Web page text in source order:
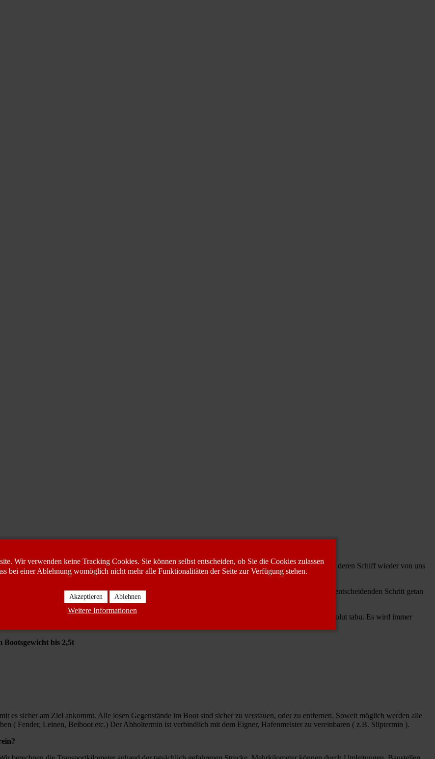
nur Kunden angeboten wurden, die von uns eine Dienstleistung wollten, ins Winterlager kamen oder deren Schiff wieder von uns
und auch Nachfrage von außerhalb nach Bootstransporten entstand, haben wir in diesem Jahr den entscheidenden Schritt getan
und selbstfahrender Unternehmer ihr Boot transportiert. Streß und Hektik bei Bootstransporten sind absolut tabu. Es wird immer
eingehalten werden können.
Bootsgewicht bis 2,5t
es sicher am Ziel ankommt. Alle losen Gegenstände im Boot sind sicher zu verstauen, oder zu entfernen. Soweit möglich werden alle
( Fender, Leinen, Beiboot etc.) Der Abholtermin ist verbindlich mit dem Eigner, Hafenmeister zu vereinbaren ( z.B. Sliptermin ).
Wir verwenden keine Tracking Cookies. Sie können selbst entscheiden, ob Sie die Cookies zulassen
bei einer Ablehnung womöglich nicht mehr alle Funktionalitäten der Seite zur Verfügung stehen.
Akzeptieren Ablehnen
Weitere Informationen